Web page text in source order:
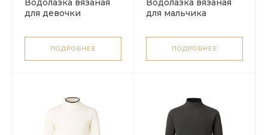
для девочки
ПОДРОБНЕЕ
для мальчика
ПОДРОБНЕЕ